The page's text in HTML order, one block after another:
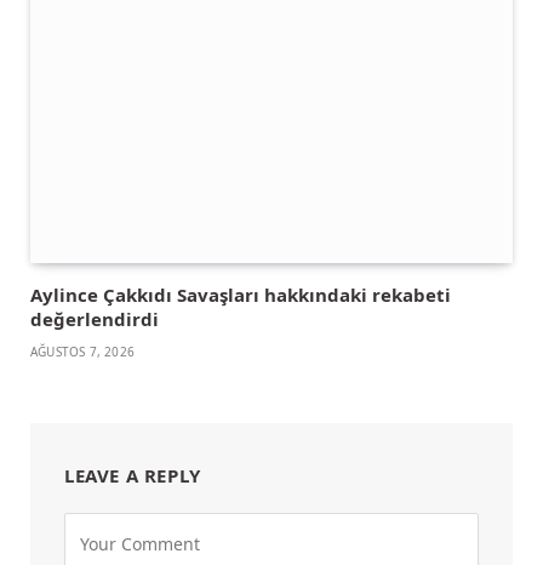
Aylince Çakkıdı Savaşları hakkındaki rekabeti
değerlendirdi
AĞUSTOS 7, 2026
LEAVE A REPLY